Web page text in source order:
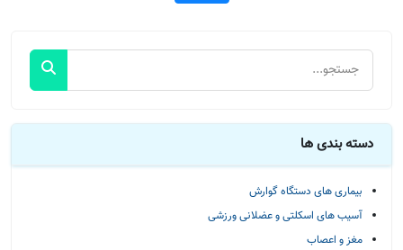
دسته بندی ها
بیماری های دستگاه گوارش
آسیب های اسکلتی و عضلانی ورزشی
مغز و اعصاب